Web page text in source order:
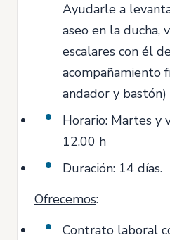
Ayudarle a
aseo en la ducha,
escalares con él
acompañamiento
andador y
Horario: Martes y
12.00 h
Duración: 14 días.
Ofrecemos:
Contrato laboral